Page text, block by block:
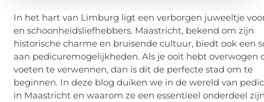
In het hart van Limburg ligt een verborgen juweeltje
en schoonheidsliefhebbers. Maastricht, bekend om zijn
historische charme en bruisende cultuur, biedt ook een
aan pedicuremogelijkheden. Als je ooit hebt overwogen
voeten te verwennen, dan is dit de perfecte stad om te
beginnen. In deze blog duiken we in de wereld van
in Maastricht en waarom ze een essentieel onderdeel